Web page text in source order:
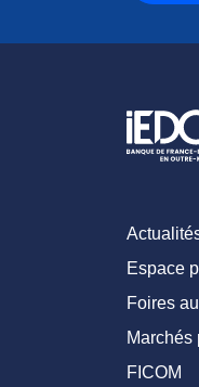
Espace
Foires
Marchés
FICOM